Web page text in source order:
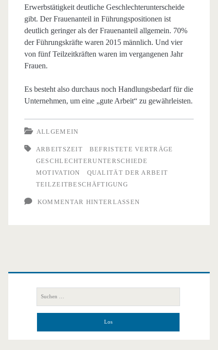
Erwerbstätigkeit deutliche Geschlechterunterscheide
gibt. Der Frauenanteil in Führungspositionen ist
deutlich geringer als der Frauenanteil allgemein. 70%
der Führungskräfte waren 2015 männlich. Und vier
von fünf Teilzeitkräften waren im vergangenen Jahr
Frauen.
Es besteht also durchaus noch Handlungsbedarf für die
Unternehmen, um eine „gute Arbeit“ zu gewährleisten.
ALLGEMEIN
ARBEITSZEIT
BEFRISTETE VERTRÄGE
GESCHLECHTERUNTERSCHIEDE
MOTIVATION
QUALITÄT DER ARBEIT
TEILZEITBESCHÄFTIGUNG
KOMMENTAR HINTERLASSEN
Primäre
Seitenleiste
nach: